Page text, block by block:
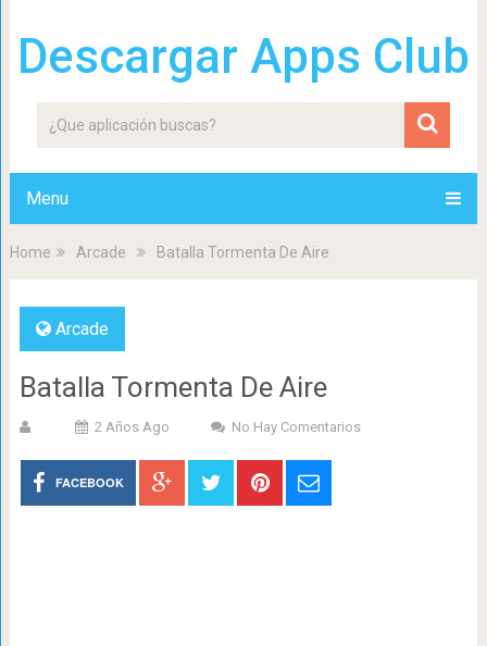
Descargar Apps Club
Menu
Home Arcade Batalla Tormenta De Aire
Arcade
Batalla Tormenta De Aire
2 Años Ago No Hay Comentarios
FACEBOOK